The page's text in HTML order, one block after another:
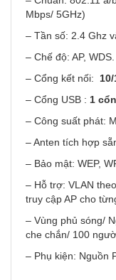
Mbps/ 5GHz)
– Tần số: 2.4 Ghz
– Chế độ: AP, WDS.
– Cổng kết nối:
– Cổng USB : 1
– Công suất phát: M
– Anten tích hợp
– Bảo mật: WEP,
– Hỗ trợ: VLAN
truy cập AP cho
– Vùng phủ sóng/
che chắn/ 100
– Phụ kiện: Nguồn